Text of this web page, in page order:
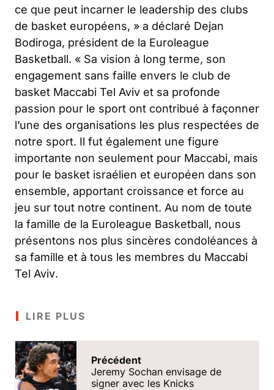
ce que peut incarner le leadership des clubs
de basket européens, » a déclaré Dejan
Bodiroga, président de la Euroleague
Basketball. « Sa vision à long terme, son
engagement sans faille envers le club de
basket Maccabi Tel Aviv et sa profonde
passion pour le sport ont contribué à façonner
l’une des organisations les plus respectées de
notre sport. Il fut également une figure
importante non seulement pour Maccabi, mais
pour le basket israélien et européen dans son
ensemble, apportant croissance et force au
jeu sur tout notre continent. Au nom de toute
la famille de la Euroleague Basketball, nous
présentons nos plus sincères condoléances à
sa famille et à tous les membres du Maccabi
Tel Aviv.
LIRE PLUS
Précédent
Jeremy Sochan envisage de
signer avec les Knicks